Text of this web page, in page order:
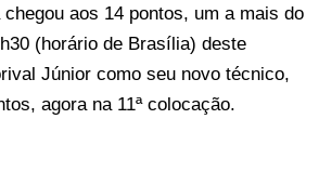
aos 14 pontos, um a mais do
(horário de Brasília) deste
Júnior como seu novo técnico,
agora na 11ª colocação.